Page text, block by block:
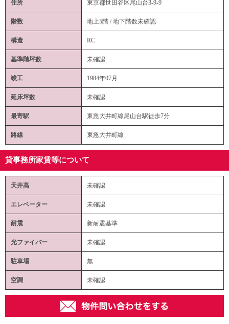
住所 東京都世田谷区尾山台3-9-9
階数 地上5階 / 地下階数未確認
構造 RC
基準階坪数 未確認
竣工 1984年07月
延床坪数 未確認
最寄駅 東急大井町線尾山台駅徒歩7分
路線 東急大井町線
貸事務所家賃等について
天井高 未確認
エレベーター 未確認
耐震 新耐震基準
光ファイバー 未確認
駐車場 無
空調 未確認